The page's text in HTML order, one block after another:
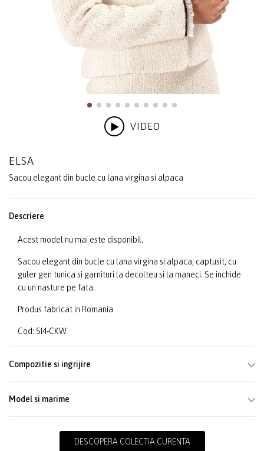
VIDEO
ELSA
Sacou elegant din bucle cu lana virgina si alpaca
Descriere
Acest model nu mai este disponibil.
Sacou elegant din bucle cu lana virgina si alpaca, captusit, cu
guler gen tunica si garnituri la decolteu si la maneci. Se inchide
cu un nasture pe fata.
Produs fabricat in Romania
Cod: SI4-CKW
Compozitie si ingrijire
Model si marime
DESCOPERA COLECTIA CURENTA